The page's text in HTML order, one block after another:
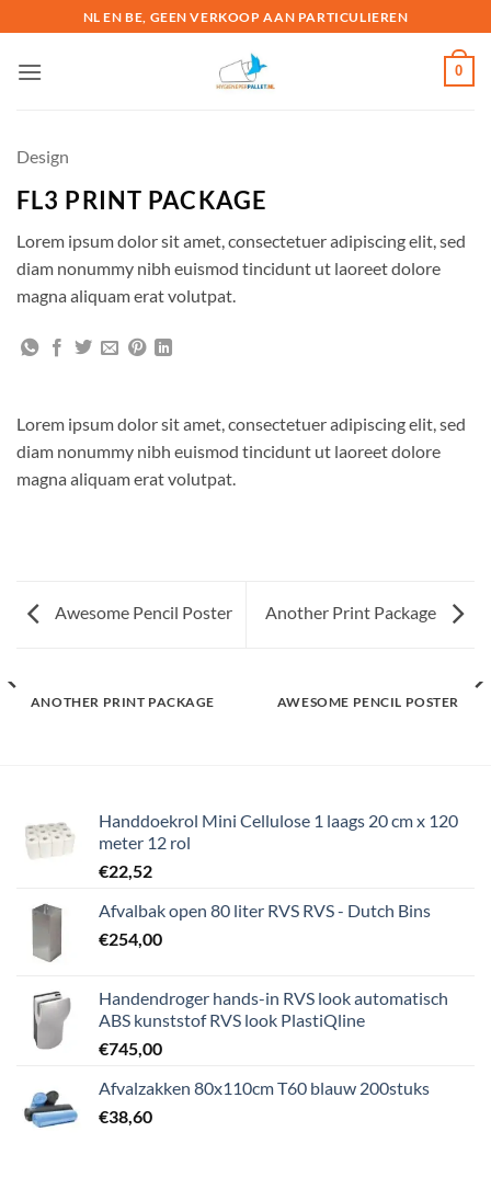
naar
inhoud
NL EN BE, GEEN VERKOOP AAN PARTICULIEREN
0
Design
FL3 PRINT PACKAGE
Lorem ipsum dolor sit amet, consectetuer adipiscing elit, sed
diam nonummy nibh euismod tincidunt ut laoreet dolore
magna aliquam erat volutpat.
Lorem ipsum dolor sit amet, consectetuer adipiscing elit, sed
diam nonummy nibh euismod tincidunt ut laoreet dolore
magna aliquam erat volutpat.
Awesome Pencil Poster Another Print Package
ANOTHER PRINT PACKAGE AWESOME PENCIL POSTER
Handdoekrol Mini Cellulose 1 laags 20 cm x 120
meter 12 rol
€22,52
Afvalbak open 80 liter RVS RVS - Dutch Bins
€254,00
Handendroger hands-in RVS look automatisch
ABS kunststof RVS look PlastiQline
€745,00
Afvalzakken 80x110cm T60 blauw 200stuks
€38,60